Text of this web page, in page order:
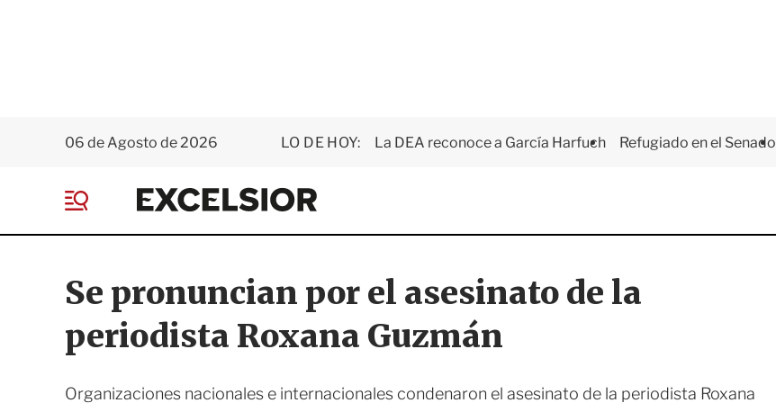
06 de Agosto de 2026 LO DE HOY: La DEA reconoce a García Harfuch Refugiado en el Senado
E
x
e
i
o
e
Se pronuncian por el asesinato de la
periodista Roxana Guzmán
Organizaciones nacionales e internacionales condenaron el asesinato de la periodista Roxana